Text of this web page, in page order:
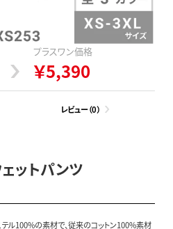
プラスワン価格
￥5,390
レビュー（0）
ットパンツ
ル100%の素材で、従来のコットン100%素材